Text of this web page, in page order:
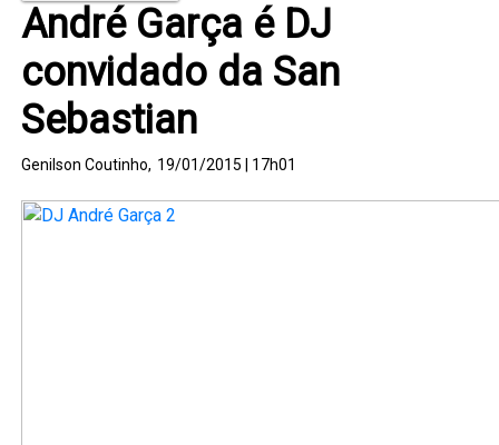
André Garça é DJ
convidado da San
Sebastian
Genilson Coutinho, 19/01/2015 | 17h01